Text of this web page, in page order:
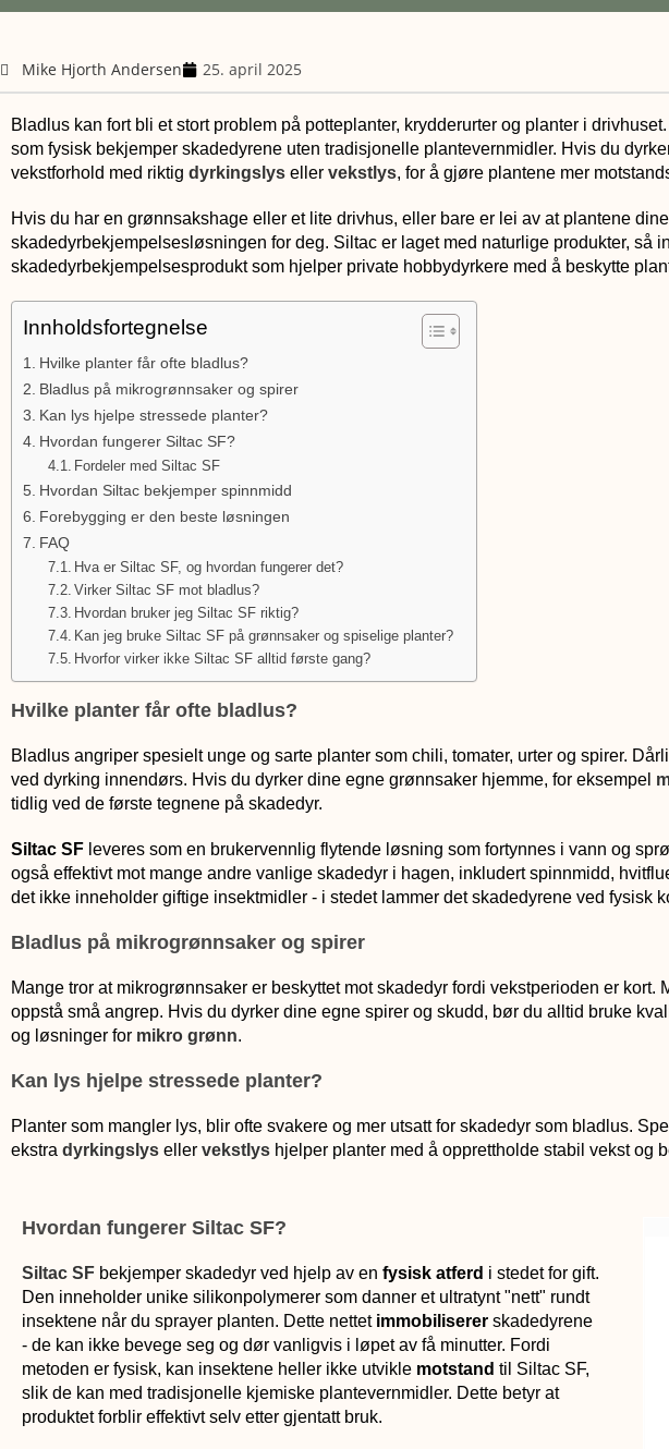
Mike Hjorth Andersen 25. april 2025
Bladlus kan fort bli et stort problem på potteplanter, krydderurter og planter i
som fysisk bekjemper skadedyrene uten tradisjonelle plantevernmidler. Hvis du
vekstforhold med riktig dyrkingslys eller vekstlys, for å gjøre plantene mer
Hvis du har en grønnsakshage eller et lite drivhus, eller bare er lei av at plantene
skadedyrbekjempelsesløsningen for deg. Siltac er laget med naturlige produkter, så
skadedyrbekjempelsesprodukt som hjelper private hobbydyrkere med å beskytte
Innholdsfortegnelse
Hvilke planter får ofte bladlus?
Bladlus på mikrogrønnsaker og spirer
Kan lys hjelpe stressede planter?
Hvordan fungerer Siltac SF?
Fordeler med Siltac SF
Hvordan Siltac bekjemper spinnmidd
Forebygging er den beste løsningen
FAQ
Hva er Siltac SF, og hvordan fungerer det?
Virker Siltac SF mot bladlus?
Hvordan bruker jeg Siltac SF riktig?
Kan jeg bruke Siltac SF på grønnsaker og spiselige planter?
Hvorfor virker ikke Siltac SF alltid første gang?
Hvilke planter får ofte bladlus?
Bladlus angriper spesielt unge og sarte planter som chili, tomater, urter og spirer.
ved dyrking innendørs. Hvis du dyrker dine egne grønnsaker hjemme, for eksempel
tidlig ved de første tegnene på skadedyr.
Siltac SF leveres som en brukervennlig flytende løsning som fortynnes i vann og
også effektivt mot mange andre vanlige skadedyr i hagen, inkludert spinnmidd,
det ikke inneholder giftige insektmidler - i stedet lammer det skadedyrene ved fysisk
Bladlus på mikrogrønnsaker og spirer
Mange tror at mikrogrønnsaker er beskyttet mot skadedyr fordi vekstperioden er
oppstå små angrep. Hvis du dyrker dine egne spirer og skudd, bør du alltid bruke
og løsninger for mikro grønn.
Kan lys hjelpe stressede planter?
Planter som mangler lys, blir ofte svakere og mer utsatt for skadedyr som bladlus.
ekstra dyrkingslys eller vekstlys hjelper planter med å opprettholde stabil vekst og
Hvordan fungerer Siltac SF?
Siltac SF bekjemper skadedyr ved hjelp av en fysisk atferd i stedet for gift.
Den inneholder unike silikonpolymerer som danner et ultratynt "nett" rundt
insektene når du sprayer planten. Dette nettet immobiliserer skadedyrene
- de kan ikke bevege seg og dør vanligvis i løpet av få minutter. Fordi
metoden er fysisk, kan insektene heller ikke utvikle motstand til Siltac SF,
slik de kan med tradisjonelle kjemiske plantevernmidler. Dette betyr at
produktet forblir effektivt selv etter gjentatt bruk.